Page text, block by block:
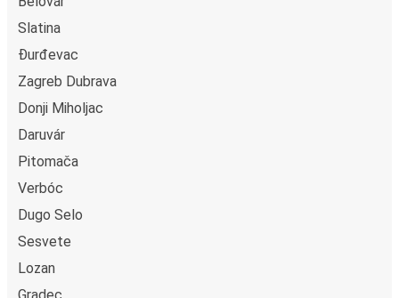
Google és Apple Pay. Arra is lehetőség van, hogy a
Slatina
Đurđevac
Zagreb Dubrava
Donji Miholjac
Daruvár
Pitomača
Verbóc
Dugo Selo
Sesvete
Lozan
Gradec